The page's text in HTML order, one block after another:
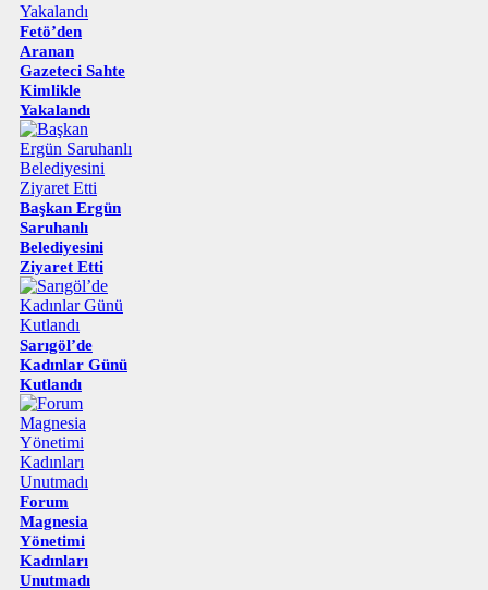
Fetö’den
Aranan
Gazeteci Sahte
Kimlikle
Yakalandı
Başkan Ergün
Saruhanlı
Belediyesini
Ziyaret Etti
Sarıgöl’de
Kadınlar Günü
Kutlandı
Forum
Magnesia
Yönetimi
Kadınları
Unutmadı